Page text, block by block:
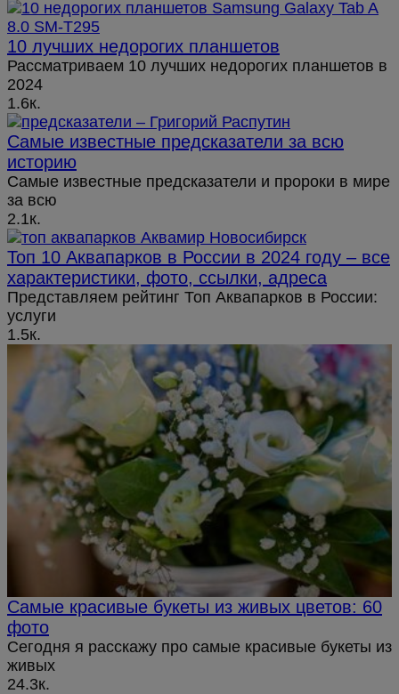
10 лучших недорогих планшетов
Рассматриваем 10 лучших недорогих планшетов в
2024
1.6к.
Самые известные предсказатели за всю
историю
Самые известные предсказатели и пророки в мире
за всю
2.1к.
Топ 10 Аквапарков в России в 2024 году – все
характеристики, фото, ссылки, адреса
Представляем рейтинг Топ Аквапарков в России:
услуги
1.5к.
Самые красивые букеты из живых цветов: 60
фото
Сегодня я расскажу про самые красивые букеты из
живых
24.3к.